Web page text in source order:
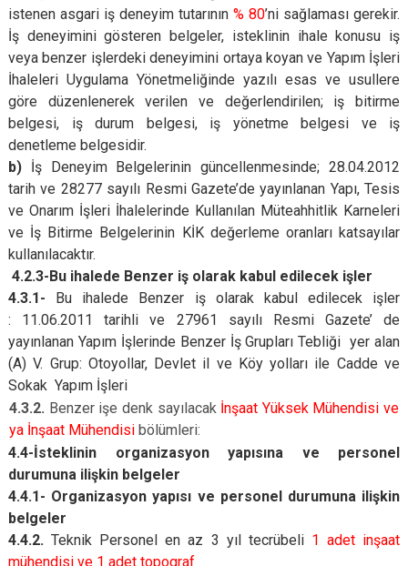
istenen asgari iş deneyim tutarının % 80’ni sağlaması gerekir.
İş deneyimini gösteren belgeler, isteklinin ihale konusu iş
veya benzer işlerdeki deneyimini ortaya koyan ve Yapım İşleri
İhaleleri Uygulama Yönetmeliğinde yazılı esas ve usullere
göre düzenlenerek verilen ve değerlendirilen; iş bitirme
belgesi, iş durum belgesi, iş yönetme belgesi ve iş
denetleme belgesidir.
b) İş Deneyim Belgelerinin güncellenmesinde; 28.04.2012
tarih ve 28277 sayılı Resmi Gazete’de yayınlanan Yapı, Tesis
ve Onarım İşleri İhalelerinde Kullanılan Müteahhitlik Karneleri
ve İş Bitirme Belgelerinin KİK değerleme oranları katsayılar
kullanılacaktır.
4.2.3-Bu ihalede Benzer iş olarak kabul edilecek işler
4.3.1- Bu ihalede Benzer iş olarak kabul edilecek işler
: 11.06.2011 tarihli ve 27961 sayılı Resmi Gazete’ de
yayınlanan Yapım İşlerinde Benzer İş Grupları Tebliği yer alan
(A) V. Grup: Otoyollar, Devlet il ve Köy yolları ile Cadde ve
Sokak Yapım İşleri
4.3.2. Benzer işe denk sayılacak İnşaat Yüksek Mühendisi ve
ya İnşaat Mühendisi bölümleri:
4.4-İsteklinin organizasyon yapısına ve personel
durumuna ilişkin belgeler
4.4.1- Organizasyon yapısı ve personel durumuna ilişkin
belgeler
4.4.2. Teknik Personel en az 3 yıl tecrübeli 1 adet inşaat
mühendisi ve 1 adet topograf